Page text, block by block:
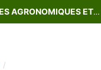
REVUE MAROCAINE DES SCIENCES AGRONOMIQUES ET VÉTÉRINAIRES
/